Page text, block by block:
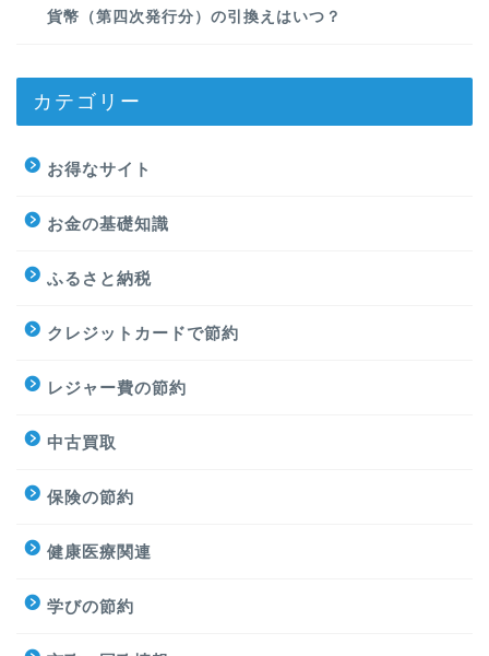
貨幣（第四次発行分）の引換えはいつ？
カテゴリー
お得なサイト
お金の基礎知識
ふるさと納税
クレジットカードで節約
レジャー費の節約
中古買取
保険の節約
健康医療関連
学びの節約